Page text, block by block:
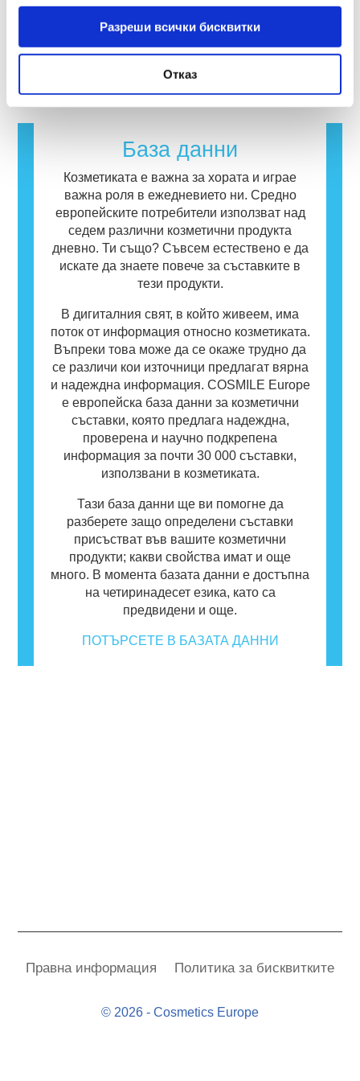
Разреши всички бисквитки
Отказ
компаниите са задължени по закон да
извършват, покриват всички потенциални
рискове, включително потенциални
дейност, за да бъде пионер в
алтернативите на инструментите за
безопасността на козметичните съставки и
предизвикат алергична реакция. Алергична
реакция възниква, когато имунната система
на човек реагира на вещества, които са
което предизвиква алергична реакция, се
за лична хигиена могат да съдържат
съставки, които могат да бъдат алергични
за някои хора. Това не означава, че
продуктът не е безопасен за употреба от
други потребители.
прочетете повече
База данни
Козметиката е важна за хората и играе
важна роля в ежедневието ни. Средно
европейските потребители използват над
седем различни козметични продукта
дневно. Ти също? Съвсем естествено е да
искате да знаете повече за съставките в
тези продукти.
В дигиталния свят, в който живеем, има
поток от информация относно козметиката.
Въпреки това може да се окаже трудно да
се различи кои източници предлагат вярна
и надеждна информация. COSMILE Europe
е европейска база данни за козметични
съставки, която предлага надеждна,
проверена и научно подкрепена
информация за почти 30 000 съставки,
използвани в козметиката.
Тази база данни ще ви помогне да
разберете защо определени съставки
присъстват във вашите козметични
продукти; какви свойства имат и още
много. В момента базата данни е достъпна
на четиринадесет езика, като са
предвидени и още.
ПОТЪРСЕТЕ В БАЗАТА ДАННИ
Правна информация Политика за бисквитките
© 2026 - Cosmetics Europe